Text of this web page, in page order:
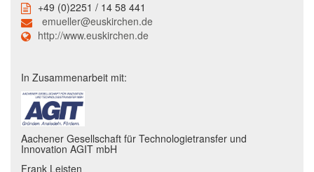
+49 (0)2251 / 14 58 441
emueller@euskirchen.de
http://www.euskirchen.de
In Zusammenarbeit mit:
Aachener Gesellschaft für Technologietransfer und
Innovation AGIT mbH
Frank Leisten